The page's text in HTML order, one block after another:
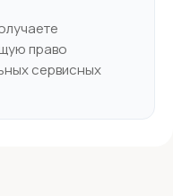
право
сервисных